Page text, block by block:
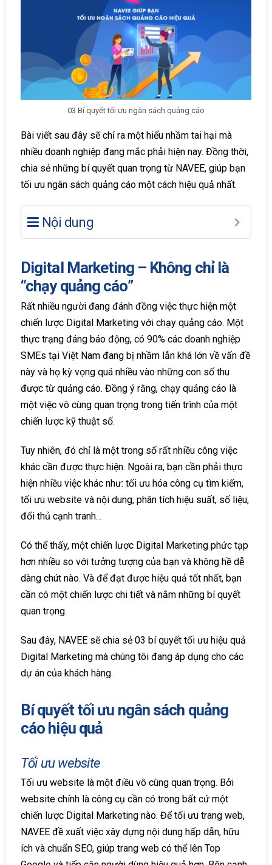
03 Bí quyết tối ưu ngân sách quảng cáo
Bài viết sau đây sẽ chỉ ra một hiểu nhầm tai hại mà
nhiều doanh nghiệp đang mắc phải hiện nay. Đồng thời,
chia sẻ những bí quyết quan trọng từ NAVEE, giúp bạn
tối ưu ngân sách quảng cáo một cách hiệu quả nhất.
Nội dung
Digital Marketing – Không chỉ là
“chạy quảng cáo”
Rất nhiều người đang đánh đồng việc thực hiện một
chiến lược Digital Marketing với chạy quảng cáo. Một
thực trạng đáng báo động, có 90% các doanh nghiệp
SMEs tại Việt Nam đang bị nhầm lẫn khá lớn về vấn đề
này và họ kỳ vọng quá nhiều vào những con số thu
được từ quảng cáo. Đồng ý rằng, chạy quảng cáo là
một việc vô cùng quan trọng trong tiến trình của một
chiến lược kỹ thuật số.
Tuy nhiên, đó chỉ là một trong số rất nhiều công việc
khác cần được thực hiện. Ngoài ra, bạn cần phải thực
hiện nhiều việc khác như: tối ưu hóa công cụ tìm kiếm,
tối ưu website và nội dung, phân tích hiệu suất, số liệu,
đối thủ cạnh tranh…
Có thể thấy, một chiến lược Digital Marketing phức tạp
hơn nhiều so với tưởng tượng của bạn và không hề dễ
dàng chút nào. Và để đạt được hiệu quả tốt nhất, bạn
cần có một chiến lược chi tiết và nắm những bí quyết
quan trọng.
Sau đây, NAVEE sẽ chia sẻ 03 bí quyết tối ưu hiệu quả
Digital Marketing mà chúng tôi đang áp dụng cho các
dự án của khách hàng.
Bí quyết tối ưu ngân sách quảng
cáo hiệu quả
Tối ưu website
Tối ưu website là một điều vô cùng quan trọng. Bởi
website chính là công cụ cần có trong bất cứ một
chiến lược Digital Marketing nào. Để tối ưu trang web,
NAVEE đề xuất việc xây dựng nội dung hấp dẫn, hữu
ích và chuẩn SEO, giúp trang web có thể lên Top